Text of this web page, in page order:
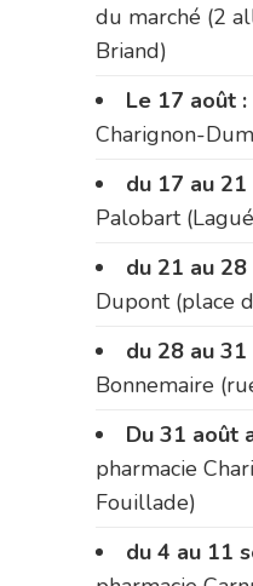
du marché (2
Briand)
Le 17 août :
Charignon-
du 17 au
Palobart
du 21 au
Dupont (place
du 28 au
Bonnemaire
Du 31 août
pharmacie
Fouillade)
du 4 au 11